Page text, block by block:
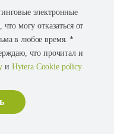
электронные
могу отказаться от
в любое время. *
что прочитал и
и Hytera Cookie policy